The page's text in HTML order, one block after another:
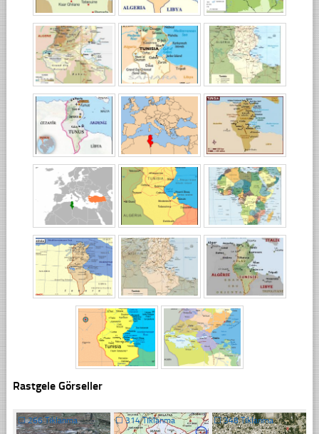
Rastgele Görseller
☐266 Tıklanma ☐314 Tıklanma ☐348 Tıklanma